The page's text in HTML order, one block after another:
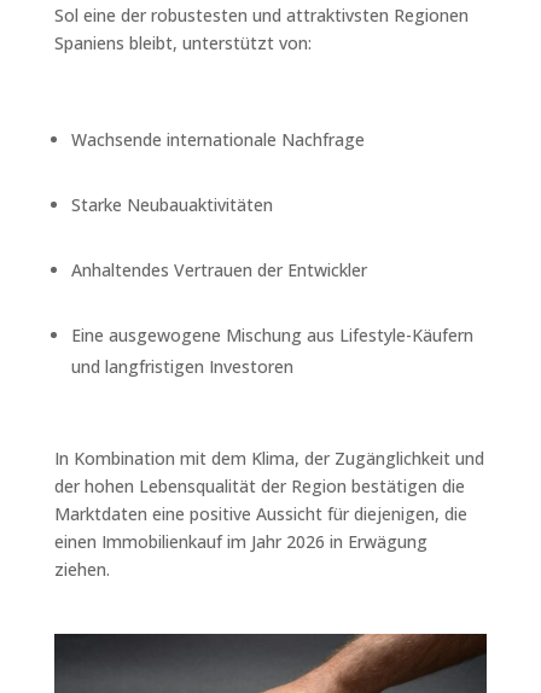
Sol eine der robustesten und attraktivsten Regionen
Spaniens bleibt, unterstützt von:
Wachsende internationale Nachfrage
Starke Neubauaktivitäten
Anhaltendes Vertrauen der Entwickler
Eine ausgewogene Mischung aus Lifestyle-Käufern
und langfristigen Investoren
In Kombination mit dem Klima, der Zugänglichkeit und
der hohen Lebensqualität der Region bestätigen die
Marktdaten eine positive Aussicht für diejenigen, die
einen Immobilienkauf im Jahr 2026 in Erwägung
ziehen.